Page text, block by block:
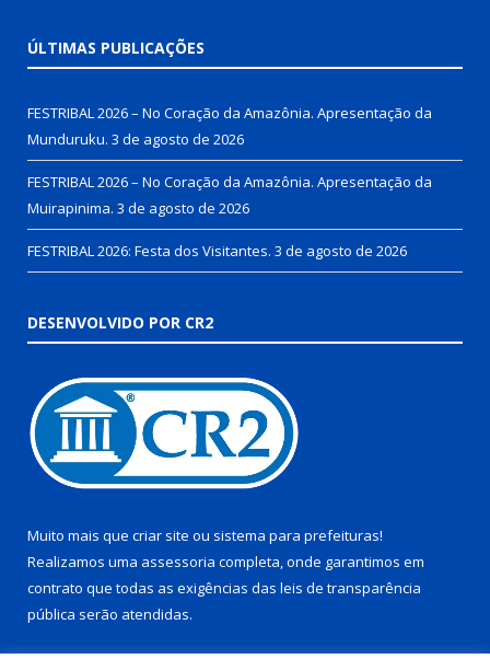
ÚLTIMAS PUBLICAÇÕES
FESTRIBAL 2026 – No Coração da Amazônia. Apresentação da
Munduruku. 3 de agosto de 2026
FESTRIBAL 2026 – No Coração da Amazônia. Apresentação da
Muirapinima. 3 de agosto de 2026
FESTRIBAL 2026: Festa dos Visitantes. 3 de agosto de 2026
DESENVOLVIDO POR CR2
Muito mais que criar site ou sistema para prefeituras!
Realizamos uma assessoria completa, onde garantimos em
contrato que todas as exigências das leis de transparência
pública serão atendidas.